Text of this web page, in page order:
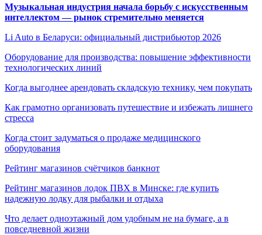
Музыкальная индустрия начала борьбу с искусственным
интеллектом — рынок стремительно меняется
Li Auto в Беларуси: официальный дистрибьютор 2026
Оборудование для производства: повышение эффективности
технологических линий
Когда выгоднее арендовать складскую технику, чем покупать
Как грамотно организовать путешествие и избежать лишнего
стресса
Когда стоит задуматься о продаже медицинского
оборудования
Рейтинг магазинов счётчиков банкнот
Рейтинг магазинов лодок ПВХ в Минске: где купить
надежную лодку для рыбалки и отдыха
Что делает одноэтажный дом удобным не на бумаге, а в
повседневной жизни